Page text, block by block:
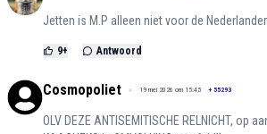
Jetten is M.P alleen niet voor de
9+ Antwoord
Cosmopoliet 19 mei 2026 om 15:45 + 55293
OLV DEZE ANTISEMITISCHE RELNICHT, op